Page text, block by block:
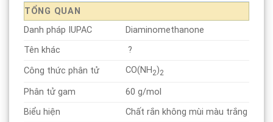
TỔNG QUAN
Danh pháp IUPAC
Diaminomethanone
Tên khác
?
Công thức phân tử
CO(NH 2)2
Phân tử gam
60 g/mol
Biểu hiện
Chất rắn không mùi màu trắng